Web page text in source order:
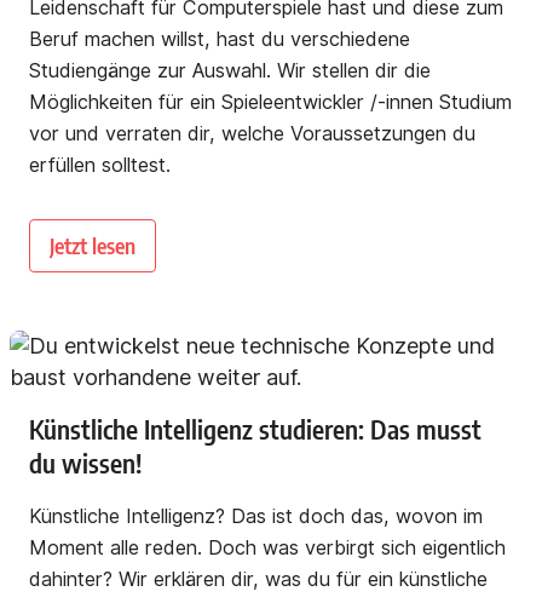
Leidenschaft für Computerspiele hast und diese zum
Beruf machen willst, hast du verschiedene
Studiengänge zur Auswahl. Wir stellen dir die
Möglichkeiten für ein Spieleentwickler /-innen Studium
vor und verraten dir, welche Voraussetzungen du
erfüllen solltest.
Jetzt lesen
Künstliche Intelligenz studieren: Das musst
du wissen!
Künstliche Intelligenz? Das ist doch das, wovon im
Moment alle reden. Doch was verbirgt sich eigentlich
dahinter? Wir erklären dir, was du für ein künstliche